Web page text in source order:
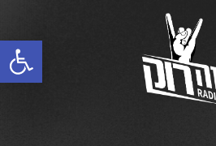
פתח סרגל נגישות